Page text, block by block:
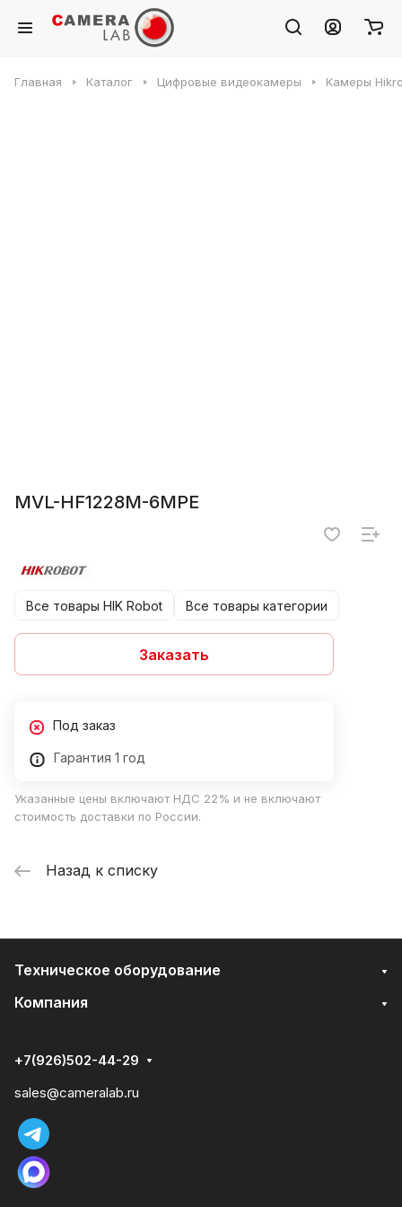
Главная Каталог Цифровые видеокамеры Камеры
MVL-HF1228M-6MPE
Все товары HIK Robot Все товары категории
Заказать
Под заказ
Гарантия 1 год
Указанные цены включают НДС 22% и не включают
стоимость доставки по России.
Назад к списку
Техническое оборудование
Компания
+7(926)502-44-29
sales@cameralab.ru